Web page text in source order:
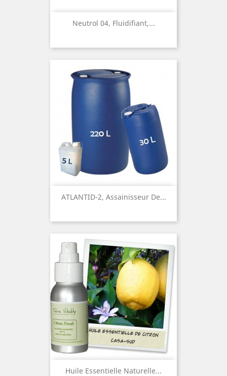
Neutrol 04, Fluidifiant,...
ATLANTID-2, Assainisseur De...
Huile Essentielle Naturelle...